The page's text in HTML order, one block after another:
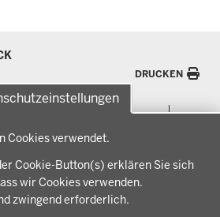
Cookies verwendet.
Cookie-Button(s) erklären Sie sich
wir Cookies verwenden.
zwingend erforderlich.
DRUCKEN